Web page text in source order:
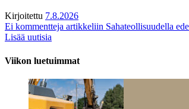
Kirjoitettu 7.8.2026
Ei kommentteja artikkeliin Sahateollisuudella
Lisää uutisia
Viikon luetuimmat